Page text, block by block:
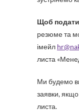
Щоб подати
резюме та
імейл
листа
Ми будемо
заявки,
листа.